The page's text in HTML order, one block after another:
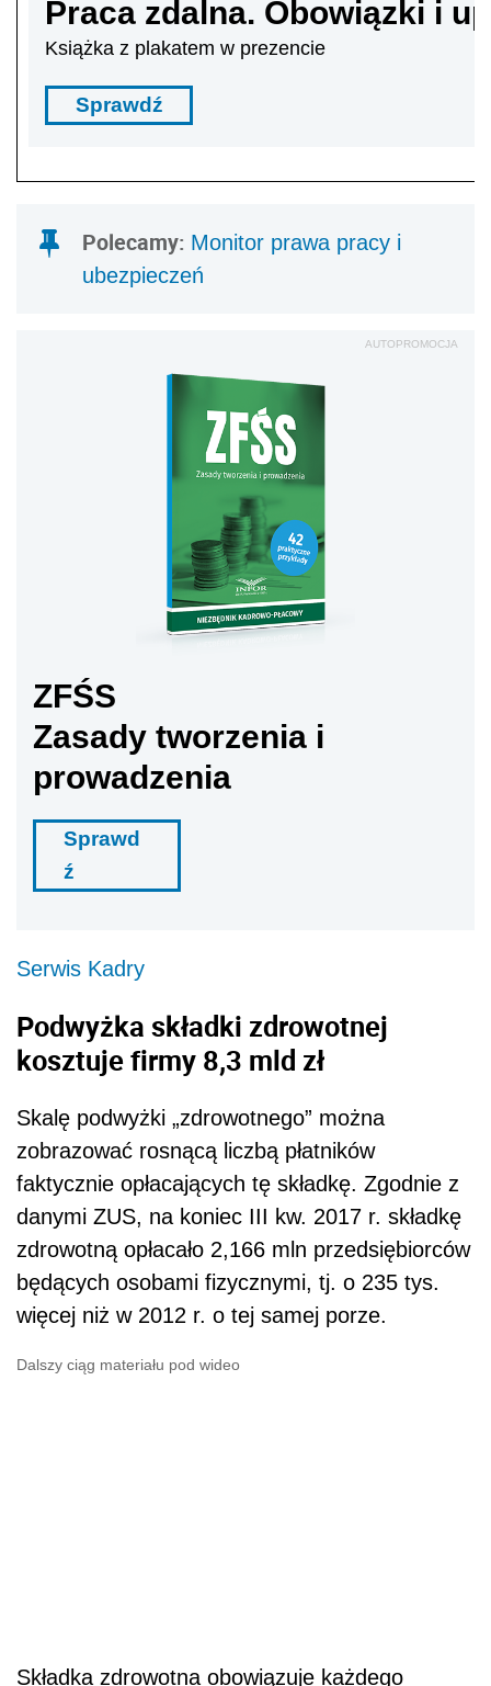
Praca zdalna. Obowiązki i
Książka z plakatem w prezencie
Sprawdź
Polecamy: Monitor prawa pracy i
ubezpieczeń
AUTOPROMOCJA
ZFŚS
Zasady tworzenia i
prowadzenia
Sprawd
ź
Serwis Kadry
Podwyżka składki zdrowotnej
kosztuje firmy 8,3 mld zł
Skalę podwyżki „zdrowotnego” można
zobrazować rosnącą liczbą płatników
faktycznie opłacających tę składkę. Zgodnie z
danymi ZUS, na koniec III kw. 2017 r. składkę
zdrowotną opłacało 2,166 mln przedsiębiorców
będących osobami fizycznymi, tj. o 235 tys.
więcej niż w 2012 r. o tej samej porze.
Dalszy ciąg materiału pod wideo
Składka zdrowotna obowiązuje każdego